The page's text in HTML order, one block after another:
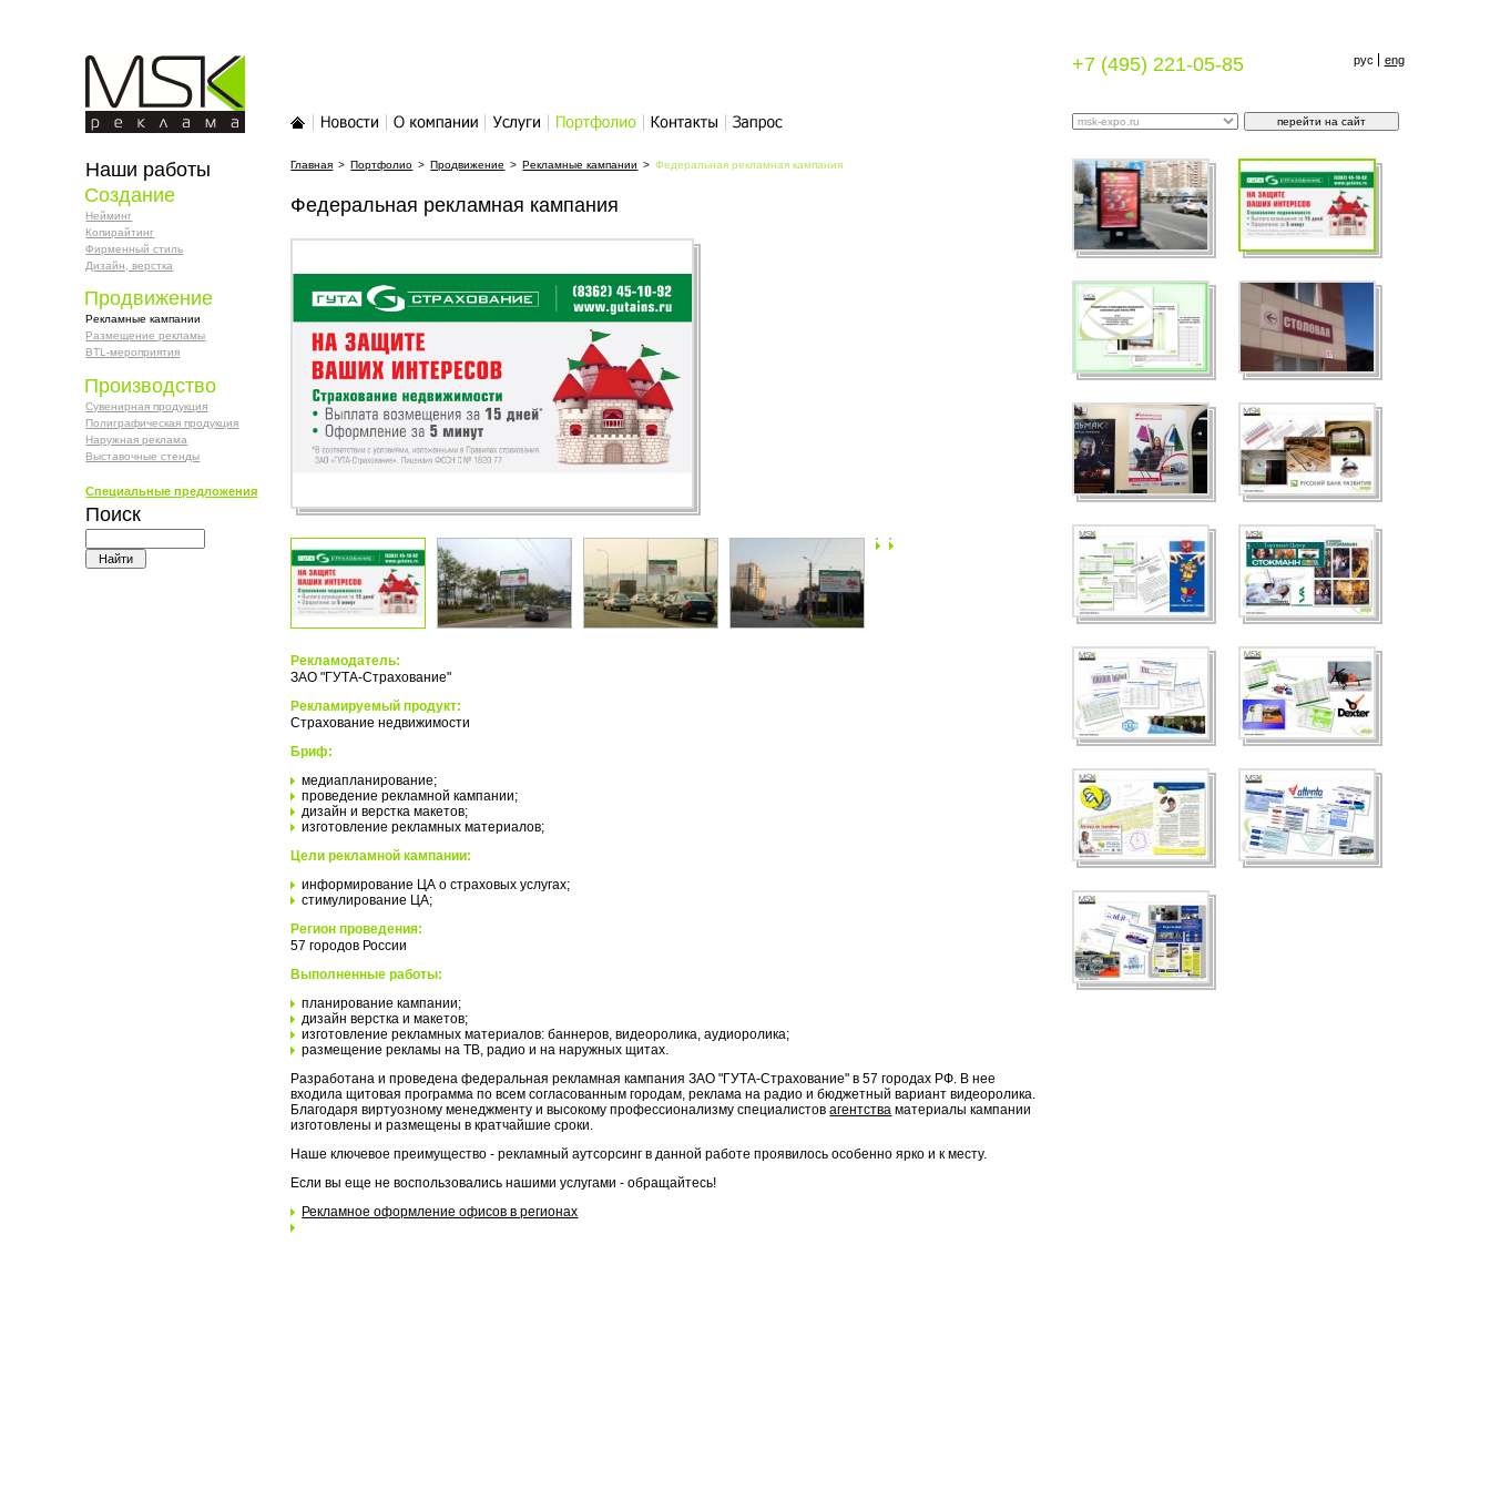
MSK-реклама рус eng
+7 (495) 221-05-85
письмо
Главная > Портфолио > Продвижение > Рекламные кампании > Федеральная рекламная кампания
Федеральная рекламная кампания
Рекламодатель:
ЗАО "ГУТА-Страхование"
Рекламируемый продукт:
Страхование недвижимости
Бриф:
медиапланирование;
проведение рекламной кампании;
дизайн и верстка макетов;
изготовление рекламных материалов;
Цели рекламной кампании:
информирование ЦА о страховых услугах;
стимулирование ЦА;
Регион проведения:
57 городов России
Выполненные работы:
планирование кампании;
дизайн верстка и макетов;
изготовление рекламных материалов: баннеров, видеоролика, аудиоролика;
размещение рекламы на ТВ, радио и на наружных щитах.
Разработана и проведена федеральная рекламная кампания ЗАО "ГУТА-Страхование" в 57 городах РФ. В нее
входила щитовая программа по всем согласованным городам, реклама на радио и бюджетный вариант видеоролика.
Благодаря виртуозному менеджменту и высокому профессионализму специалистовагентства материалы кампании
изготовлены и размещены в кратчайшие сроки.
Наше ключевое преимущество - рекламный аутсорсинг в данной работе проявилось особенно ярко и к месту.
Если вы еще не воспользовались нашими услугами - обращайтесь!
Рекламное оформление офисов в регионах
Наши работы
Создание
Нейминг
Копирайтинг
Фирменный стиль
Дизайн, верстка
Продвижение
Рекламные кампании
Размещение рекламы
BTL-мероприятия
Производство
Сувенирная продукция
Полиграфическая продукция
Наружная реклама
Выставочные стенды
Специальные предложения
Поиск